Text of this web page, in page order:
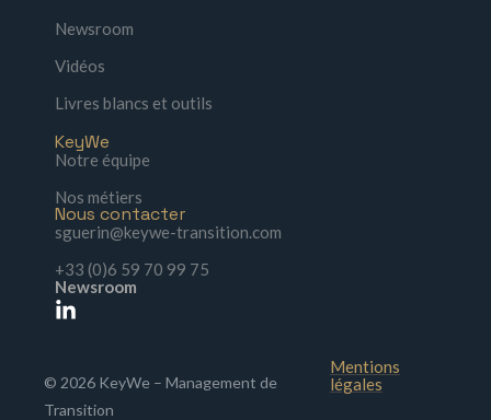
Newsroom
Vidéos
Livres blancs et outils
KeyWe
Notre équipe
Nos métiers
Nous contacter
sguerin@keywe-transition.com
+33 (0)6 59 70 99 75
Newsroom
© 2026 KeyWe – Management de
Transition
Mentions
légales